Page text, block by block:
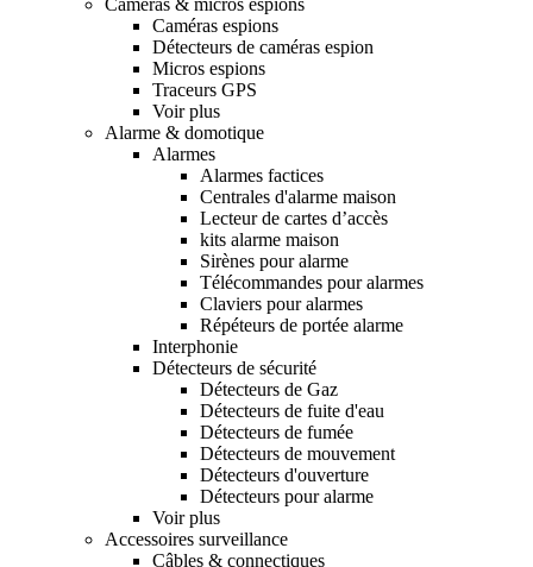
Caméras espions
Détecteurs de caméras espion
Micros espions
Traceurs GPS
Voir plus
Alarme & domotique
Alarmes
Alarmes factices
Centrales d'alarme maison
Lecteur de cartes d’accès
kits alarme maison
Sirènes pour alarme
Télécommandes pour alarmes
Claviers pour alarmes
Répéteurs de portée alarme
Interphonie
Détecteurs de sécurité
Détecteurs de Gaz
Détecteurs de fuite d'eau
Détecteurs de fumée
Détecteurs de mouvement
Détecteurs d'ouverture
Détecteurs pour alarme
Voir plus
Accessoires surveillance
Câbles & connectiques